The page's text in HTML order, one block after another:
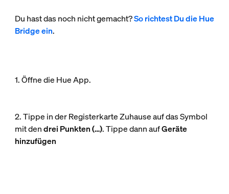
Du hast das noch nicht gemacht?So richtest Du die Hue
Bridge ein.
1. Öffne die Hue App.
2. Tippe in der Registerkarte Zuhause auf das Symbol
mit dendrei Punkten (…). Tippe dann aufGeräte
hinzufügen